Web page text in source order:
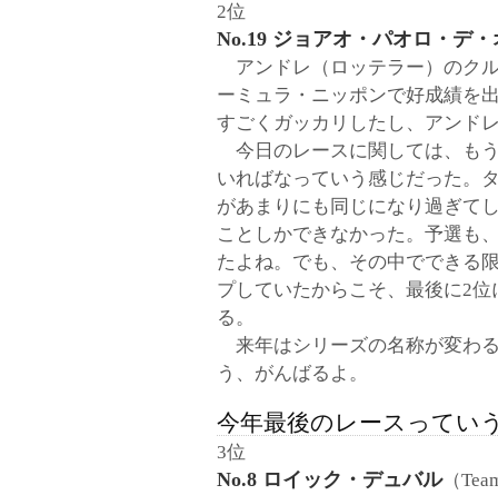
2位
No.19 ジョアオ・パオロ・デ
アンドレ（ロッテラー）のク
ーミュラ・ニッポンで好成績を
すごくガッカリしたし、アンド
今日のレースに関しては、も
いればなっていう感じだった。
があまりにも同じになり過ぎて
ことしかできなかった。予選も
たよね。でも、その中でできる
プしていたからこそ、最後に2
る。
来年はシリーズの名称が変わ
う、がんばるよ。
今年最後のレースってい
3位
No.8 ロイック・デュバル（